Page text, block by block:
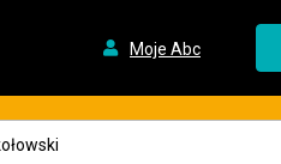
Moje Abc